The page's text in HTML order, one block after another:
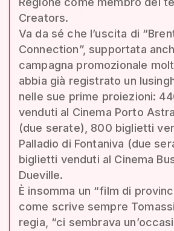
Creators.
Va da sé che l’uscita di
Connection”, supportata
campagna promozionale
abbia già registrato un
nelle sue prime proiezioni:
venduti al Cinema Porto
(due serate), 800 biglietti
Palladio di Fontaniva (due
biglietti venduti al Cinema
Dueville.
È insomma un “film di
come scrive sempre
regia, “ci sembrava